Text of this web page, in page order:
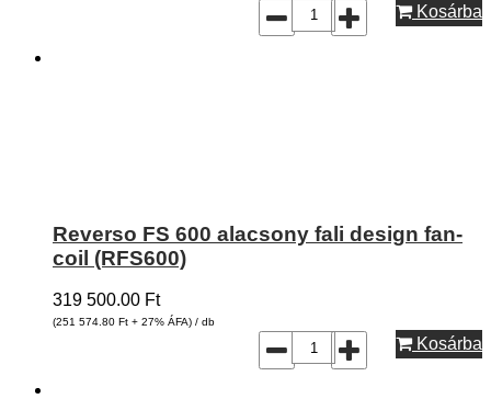
Kosárba
Reverso FS 600 alacsony fali design fan-
coil (RFS600)
319 500.00 Ft
(251 574.80 Ft + 27% ÁFA) / db
Kosárba